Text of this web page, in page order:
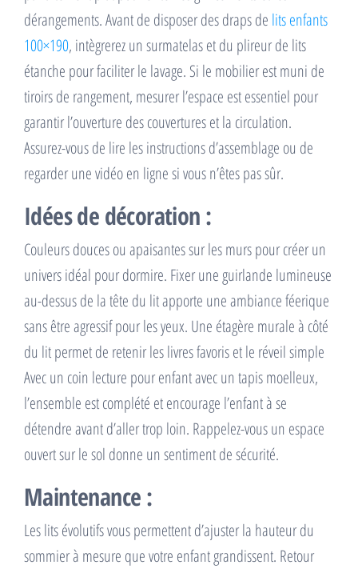
dérangements. Avant de disposer des draps de lits enfants
100×190, intègrerez un surmatelas et du plireur de lits
étanche pour faciliter le lavage. Si le mobilier est muni de
tiroirs de rangement, mesurer l’espace est essentiel pour
garantir l’ouverture des couvertures et la circulation.
Assurez-vous de lire les instructions d’assemblage ou de
regarder une vidéo en ligne si vous n’êtes pas sûr.
Idées de décoration :
Couleurs douces ou apaisantes sur les murs pour créer un
univers idéal pour dormire. Fixer une guirlande lumineuse
au-dessus de la tête du lit apporte une ambiance féerique
sans être agressif pour les yeux. Une étagère murale à côté
du lit permet de retenir les livres favoris et le réveil simple
Avec un coin lecture pour enfant avec un tapis moelleux,
l’ensemble est complété et encourage l’enfant à se
détendre avant d’aller trop loin. Rappelez-vous un espace
ouvert sur le sol donne un sentiment de sécurité.
Maintenance :
Les lits évolutifs vous permettent d’ajuster la hauteur du
sommier à mesure que votre enfant grandissent. Retour